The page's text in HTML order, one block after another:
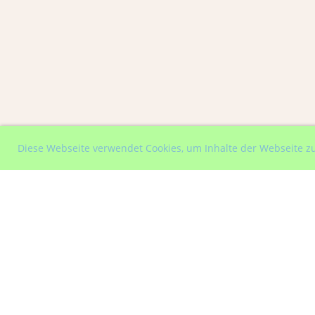
Diese Webseite verwendet Cookies, um Inhalte der Webseite